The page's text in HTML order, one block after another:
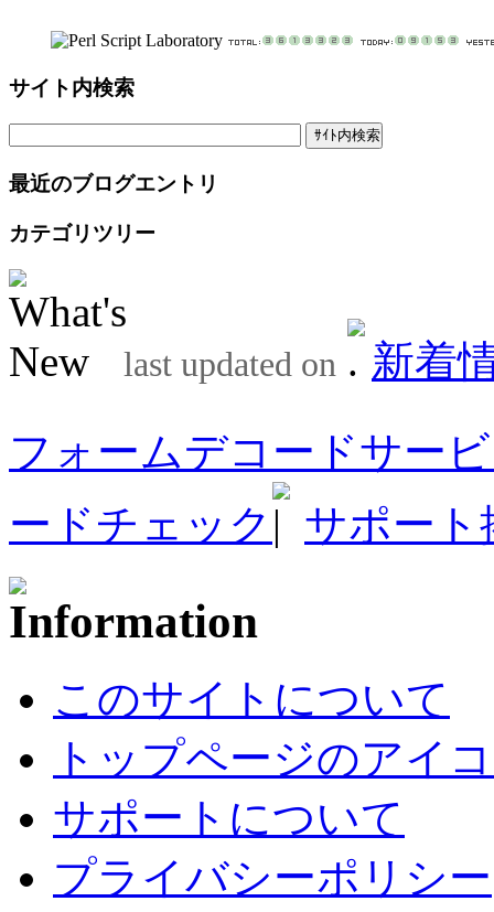
サイト内検索
最近のブログエントリ
カテゴリツリー
last updated on
新着
フォームデコードサー
ードチェック
サポート
このサイトについて
トップページのアイ
サポートについて
プライバシーポリシー